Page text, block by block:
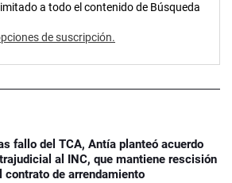
a todo el contenido de Búsqueda
de suscripción.
fallo del TCA, Antía planteó acuerdo
al INC, que mantiene rescisión
contrato de arrendamiento